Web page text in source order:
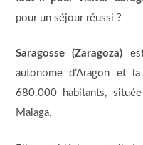
pour un séjour réussi ?
Saragosse (Zaragoza)
autonome d’Aragon et
680.000 habitants,
Malaga.